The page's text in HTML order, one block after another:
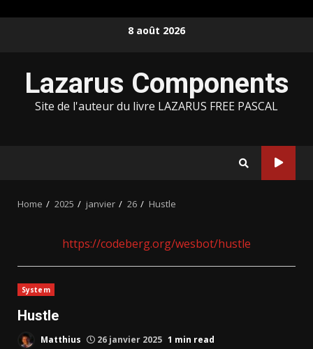
8 août 2026
Lazarus Components
Site de l'auteur du livre LAZARUS FREE PASCAL
Home 2025 janvier 26 Hustle
https://codeberg.org/wesbot/hustle
System
Hustle
Matthius 26 janvier 2025 1 min read